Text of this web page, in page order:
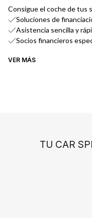
Consigue el coche de tus
Soluciones de
Asistencia sencilla y
Socios financieros
VER MÁS
TU CAR